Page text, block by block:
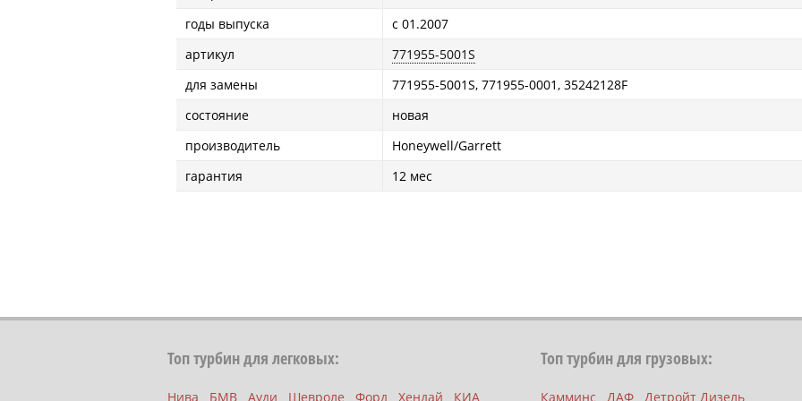
годы выпуска
с 01.2007
артикул
771955-5001S
для замены
771955-5001S, 771955-0001, 35242128F
состояние
новая
производитель
Honeywell/Garrett
гарантия
12 мес
Топ турбин для легковых:
Нива БМВ Ауди Шевроле Форд Хендай КИА
Топ турбин для грузовых:
Камминс ДАФ Детройт Дизель